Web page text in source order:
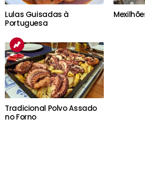
Lulas Guisadas à
Portuguesa
Tradicional Polvo Assado
no Forno